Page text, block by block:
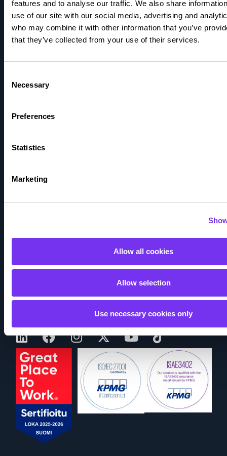
features and to analyse our traffic. We also share
use of our site with our social media, advertising and
who may combine it with other information that you’ve
that they’ve collected from your use of their services.
Selection
Necessary
Preferences
Statistics
Marketing
Allow all cookies
Allow selection
Use necessary cookies only
Yritystili
Integraatioportaali
Kokemuksia
Tapahtumat